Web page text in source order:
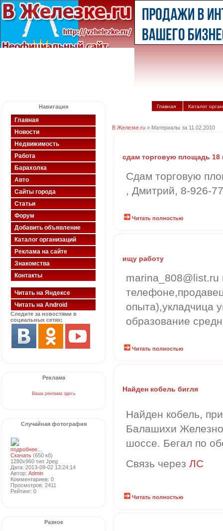
Навигация
Главная
Новости
Недвижимость
Работа
Барахолка
Авто
Сайты города
Статьи
Форум
Добавить объявление
Каталог организаций
Реклама на сайте
Знакомства
Контакты
Читать на Яндексе
Читать на Android
Следите за новостями в
социальных сетях:
Реклама
Ваша реклама здесь
Случайная фотография
подробнее...
Скачать (650 кб)
1280x960 тип Jpeg
Дата: 2013-09-02 13:24:14
Автор: Admin
Комментариев: 0
Просмотров: 2411
Рейтинг: 0
Разное
Главная Каталог
В Железке.ru » Материалы за 11.02.2010
сдам торговую площадь 18
Сдам торговую
, Дмитрий, 8-926-
Читать полностью
ищу работу
опыта),укладчица
образование
Читать полностью
Найден кобель бигля
Найден кобель,
Балашихи
шоссе. Бегал по
Связь через ЛС
Читать полностью